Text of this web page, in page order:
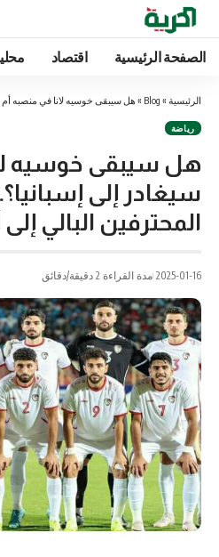
الصفحة الرئيسية اقتصاد
الرئيسية »
Blog
» هل سيبقى خوسيه لانا في منصبه أم
رياضة
هل سيبقى خوسيه
سيغادر إلى
المحترفين البالي
2025-01-16 مدة القراءة 2 دقيقة/دقائق